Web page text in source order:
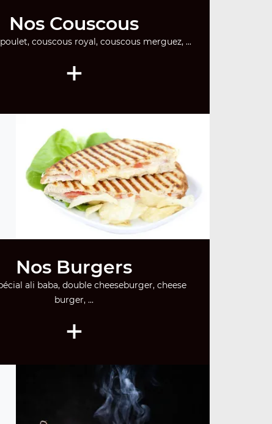
Nos Couscous
couscous royal, couscous merguez, ...
+
Nos Burgers
ali baba, double cheeseburger, cheese
burger, ...
+